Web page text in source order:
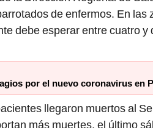
de enfermos. En las
debe esperar entre cuatro y
por el nuevo coronavirus en
llegaron muertos al
más muertes, el último